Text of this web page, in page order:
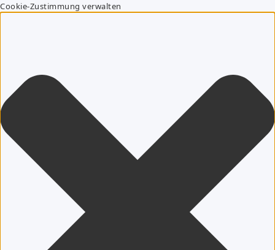
Cookie-Zustimmung verwalten